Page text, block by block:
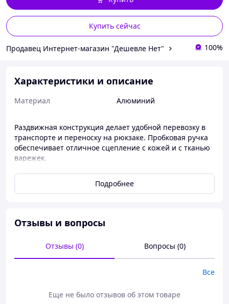
Купить сейчас
Продавец Интернет-магазин "Дешевле Нет" 100%
Характеристики и описание
Материал Алюминий
Раздвижная конструкция делает удобной перевозку в
транспорте и переноску на рюкзаке. Пробковая ручка
обеспечивает отличное сцепление с кожей и с тканью
варежек.
Стропа на ручке позволяет надёжно удерживать палку
и предотвращает её потерю, на палку также очень
удобно опираться. Сочетание алюминиевого
Палки повышают устойчивость, разгружают мышцы и
работать.
Телескопическая палка состоит из трех секций,
Подробнее
Отзывы и вопросы
Отзывы (0) Вопросы (0)
Все
Еще не было отзывов об этом товаре